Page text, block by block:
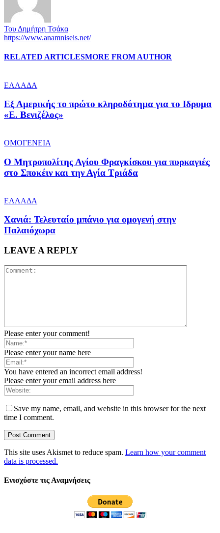
Του Δημήτρη Τσάκα
https://www.anamniseis.net/
RELATED ARTICLESMORE FROM AUTHOR
ΕΛΛΑΔΑ
Εξ Αμερικής το πρώτο κληροδότημα για το Ιδρυμα
«Ε. Βενιζέλος»
ΟΜΟΓΕΝΕΙΑ
Ο Μητροπολίτης Αγίου Φραγκίσκου για πυρκαγιές
στο Σποκέιν και την Αγία Τριάδα
ΕΛΛΑΔΑ
Χανιά: Τελευταίο μπάνιο για ομογενή στην
Παλαιόχωρα
LEAVE A REPLY
Please enter your comment!
Please enter your name here
You have entered an incorrect email address!
Please enter your email address here
Save my name, email, and website in this browser for the next
time I comment.
This site uses Akismet to reduce spam. Learn how your comment
data is processed.
Ενισχύστε τις Αναμνήσεις